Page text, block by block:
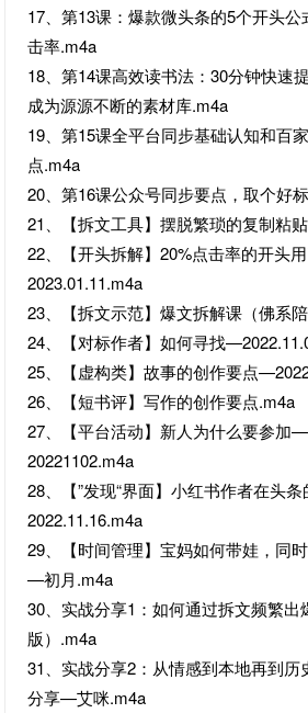
17、第13课：爆款微头条的5个开头
击率.m4a
18、第14课高效读书法：30分钟快速
成为源源不断的素材库.m4a
19、第15课全平台同步基础认知和百
点.m4a
20、第16课公众号同步要点，取个好
21、【拆文工具】摆脱繁琐的复制粘
22、【开头拆解】20%点击率的开头
2023.01.11.m4a
23、【拆文示范】爆文拆解课（佛系
24、【对标作者】如何寻找
25、【虚构类】故事的创作要点
26、【短书评】写作的创作要点.m4a
27、【平台活动】新人为什么要参
20221102.m4a
28、【”发现“界面】小红书作者在头
2022.11.16.m4a
29、【时间管理】宝妈如何带娃，同
—初月.m4a
30、实战分享1：如何通过拆文频繁
版）.m4a
31、实战分享2：从情感到本地再到
分享—艾咪.m4a